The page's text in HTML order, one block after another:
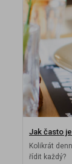
Jak často
Kolikrát
řídit každý?